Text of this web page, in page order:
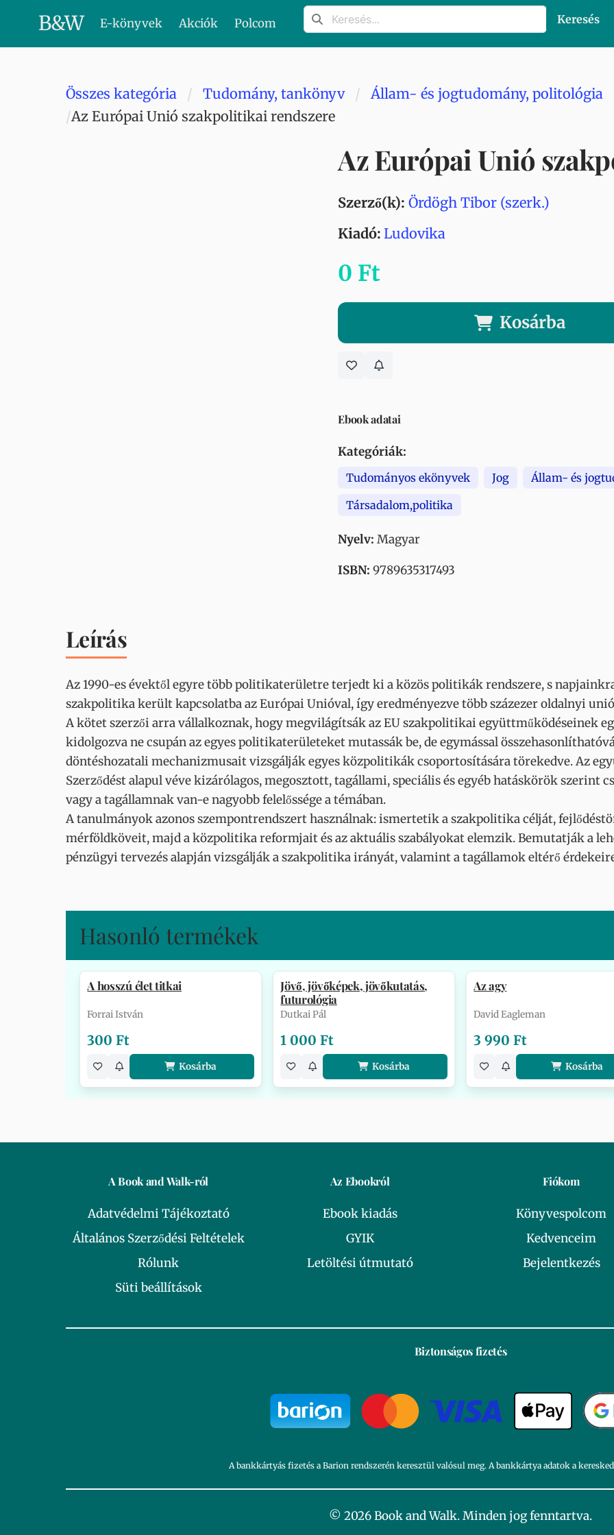
B&W E-könyvek Akciók Polcom Keresés
Összes kategória Tudomány, tankönyv
Állam- és jogtudomány, politológia
Az Európai Unió szakpolitikai rendszere
Az Európai Unió
Szerző(k): Ördögh Tibor (szerk.)
Kiadó: Ludovika
0 Ft
Kosárba
Ebook adatai
Kategóriák:
Tudományos ekönyvek Jog
Állam- és
Társadalom,politika
Nyelv: Magyar
ISBN: 9789635317493
Leírás
Az 1990-es évektől egyre több politikaterületre terjedt ki a közös politikák rendszere, s
szakpolitika került kapcsolatba az Európai Unióval, így eredményezve több százezer oldalnyi
A kötet szerzői arra vállalkoznak, hogy megvilágítsák az EU szakpolitikai együttműködéseinek
kidolgozva ne csupán az egyes politikaterületeket mutassák be, de egymással
döntéshozatali mechanizmusait vizsgálják egyes közpolitikák csoportosítására törekedve. Az
Szerződést alapul véve kizárólagos, megosztott, tagállami, speciális és egyéb hatáskörök szerint
vagy a tagállamnak van-e nagyobb felelőssége a témában.
A tanulmányok azonos szempontrendszert használnak: ismertetik a szakpolitika célját,
mérföldköveit, majd a közpolitika reformjait és az aktuális szabályokat elemzik. Bemutatják a
pénzügyi tervezés alapján vizsgálják a szakpolitika irányát, valamint a tagállamok eltérő
Hasonló termékek
A hosszú élet titkai
Forrai István
300 Ft
Kosárba
Jövő, jövőképek, jövőkutatás,
futurológia
Dutkai Pál
1 000 Ft
Kosárba
Az agy
David Eagleman
3 990 Ft
Kosárba
A Book and Walk-ról
Adatvédelmi Tájékoztató
Általános Szerződési Feltételek
Rólunk
Süti beállítások
Az Ebookról
Ebook kiadás
GYIK
Letöltési útmutató
Fiókom
Könyvespolcom
Kedvenceim
Bejelentkezés
Biztonságos fizetés
A bankkártyás fizetés a Barion rendszerén keresztül valósul meg. A bankkártya adatok a
© 2026 Book and Walk. Minden jog fenntartva.